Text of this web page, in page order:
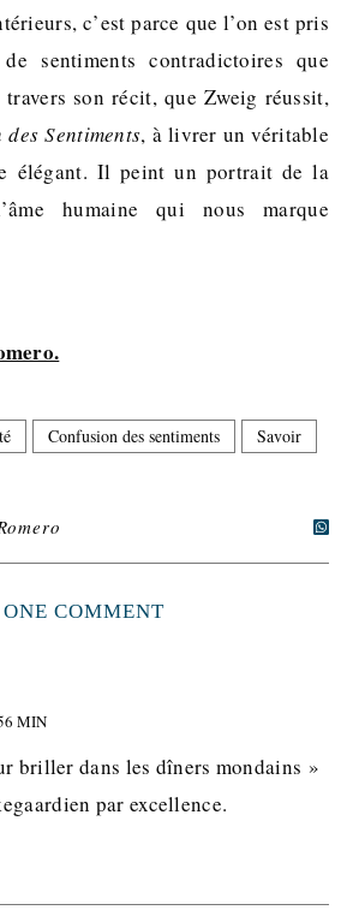
c’est parce que l’on est pris
sentiments contradictoires que
travers son récit, que Zweig réussit,
Sentiments, à livrer un véritable
élégant. Il peint un portrait de la
humaine qui nous marque
Confusion des sentiments
Savoir
ONE COMMENT
MIN
briller dans les dîners mondains »
par excellence.